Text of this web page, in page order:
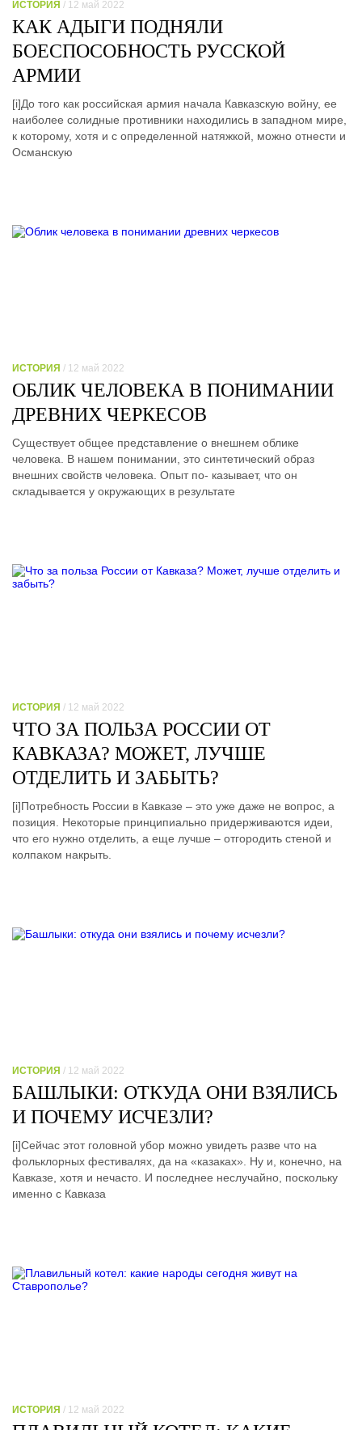
ИСТОРИЯ / 12 май 2022
КАК АДЫГИ ПОДНЯЛИ
БОЕСПОСОБНОСТЬ РУССКОЙ
АРМИИ
[i]До того как российская армия начала Кавказскую войну, ее
наиболее солидные противники находились в западном мире,
к которому, хотя и с определенной натяжкой, можно отнести и
Османскую
ИСТОРИЯ / 12 май 2022
ОБЛИК ЧЕЛОВЕКА В ПОНИМАНИИ
ДРЕВНИХ ЧЕРКЕСОВ
Существует общее представление о внешнем облике
человека. В нашем понимании, это синтетический образ
внешних свойств человека. Опыт по- казывает, что он
складывается у окружающих в результате
ИСТОРИЯ / 12 май 2022
ЧТО ЗА ПОЛЬЗА РОССИИ ОТ
КАВКАЗА? МОЖЕТ, ЛУЧШЕ
ОТДЕЛИТЬ И ЗАБЫТЬ?
[i]Потребность России в Кавказе – это уже даже не вопрос, а
позиция. Некоторые принципиально придерживаются идеи,
что его нужно отделить, а еще лучше – отгородить стеной и
колпаком накрыть.
ИСТОРИЯ / 12 май 2022
БАШЛЫКИ: ОТКУДА ОНИ ВЗЯЛИСЬ
И ПОЧЕМУ ИСЧЕЗЛИ?
[i]Сейчас этот головной убор можно увидеть разве что на
фольклорных фестивалях, да на «казаках». Ну и, конечно, на
Кавказе, хотя и нечасто. И последнее неслучайно, поскольку
именно с Кавказа
ИСТОРИЯ / 12 май 2022